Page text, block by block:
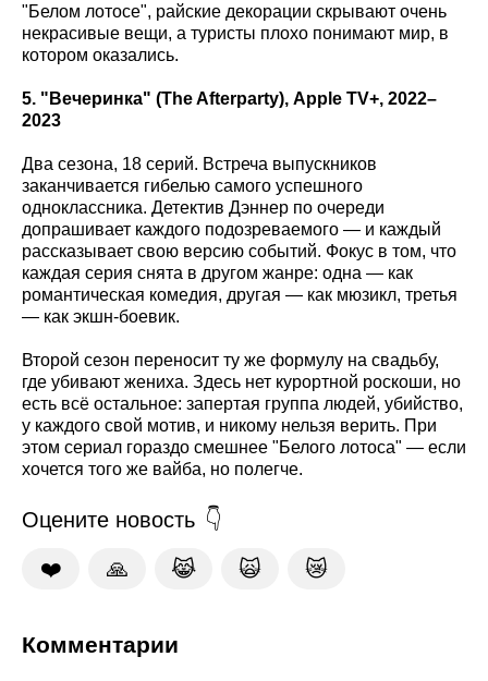
"Белом лотосе", райские декорации скрывают очень
некрасивые вещи, а туристы плохо понимают мир, в
котором оказались.
5. "Вечеринка" (The Afterparty), Apple TV+, 2022–
2023
Два сезона, 18 серий. Встреча выпускников
заканчивается гибелью самого успешного
одноклассника. Детектив Дэннер по очереди
допрашивает каждого подозреваемого — и каждый
рассказывает свою версию событий. Фокус в том, что
каждая серия снята в другом жанре: одна — как
романтическая комедия, другая — как мюзикл, третья
— как экшн-боевик.
Второй сезон переносит ту же формулу на свадьбу,
где убивают жениха. Здесь нет курортной роскоши, но
есть всё остальное: запертая группа людей, убийство,
у каждого свой мотив, и никому нельзя верить. При
этом сериал гораздо смешнее "Белого лотоса" — если
хочется того же вайба, но полегче.
Оцените новость
❤️ 🙏 😹 🙀 😿
Комментарии